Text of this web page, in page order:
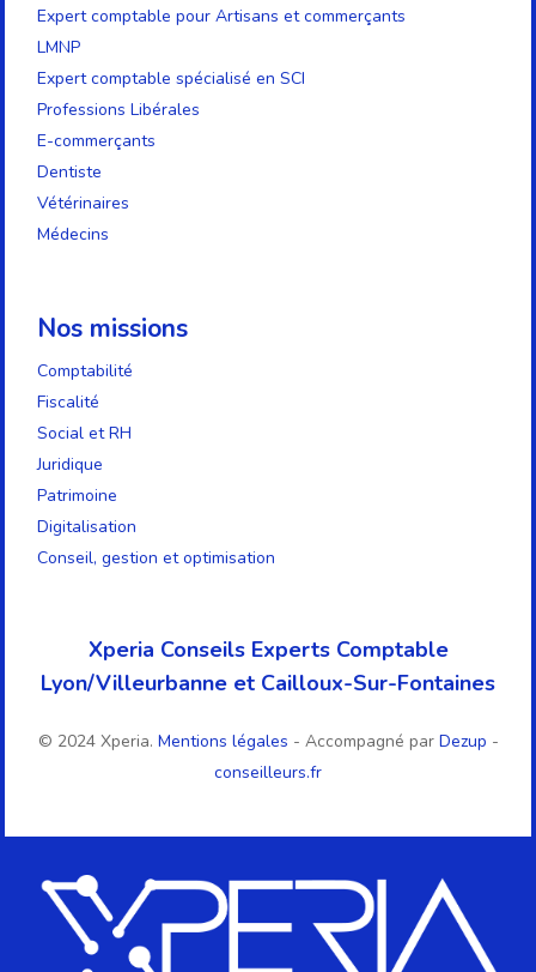
Expert comptable pour Artisans et commerçants
LMNP
Expert comptable spécialisé en SCI
Professions Libérales
E-commerçants
Dentiste
Vétérinaires
Médecins
Nos missions
Comptabilité
Fiscalité
Social et RH
Juridique
Patrimoine
Digitalisation
Conseil, gestion et optimisation
Xperia Conseils Experts Comptable
Lyon/Villeurbanne et Cailloux-Sur-Fontaines
© 2024 Xperia. Mentions légales - Accompagné par Dezup -
conseilleurs.fr